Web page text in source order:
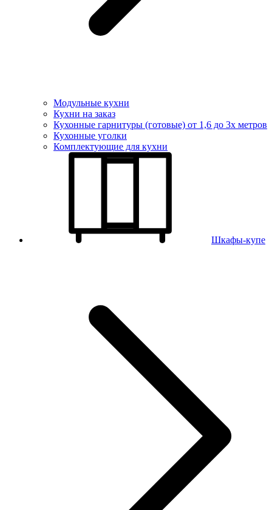
Модульные кухни
Кухни на заказ
Кухонные гарнитуры (готовые) от 1,6 до 3х метров
Кухонные уголки
Комплектующие для кухни
Шкафы-купе